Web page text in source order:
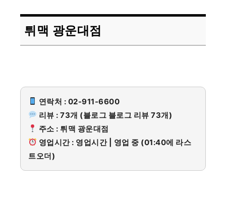
튀맥 광운대점
연락처 : 02-911-6600
리뷰 : 73개 (블로그 블로그 리뷰 73개)
주소 : 튀맥 광운대점
영업시간 : 영업시간 | 영업 중 (01:40에 라스
트오더)